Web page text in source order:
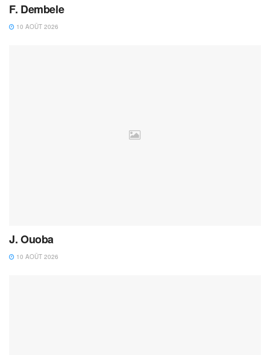
F. Dembele
10 AOÛT 2026
J. Ouoba
10 AOÛT 2026